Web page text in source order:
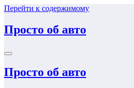
Перейти к содержимому
Просто об авто
Просто об авто